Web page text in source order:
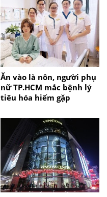
Ăn vào là nôn, người phụ
nữ TP.HCM mắc bệnh lý
tiêu hóa hiếm gặp